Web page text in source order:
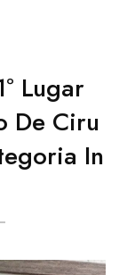
Lugar
De Ciru
In